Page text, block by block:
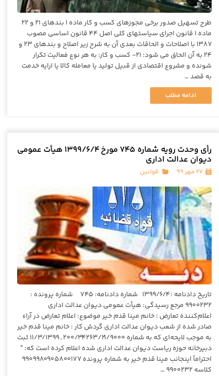
طرح تسهیل صدور برخی مجوزهای کسب و کار ماده ۱ بندهای ۲۱ و ۲۲
ماده ۱ قانون اجرای سیاستهای کلی اصل ۴۴ قانون اساسی مصوب
۱۳۸۷ با اصلاحات و الحاقات بعدی آن به شرح زیر اصلاح و بندهای ۲۳ و
۲۴ به آن الحاق می شود: ۲۱- کسب و کار: به هر نوع فعالیت تکرار
شونده و مشروع اقتصادی از قبیل تولید یا معامله کالا یا ارایه خدمت
به قصد …
ادامه مطلب
رأی وحدت رویه شماره ۷۴۵ مورخ ۱۳۹۹/۶/۴ هیأت عمومی
دیوان عدالت اداری
۲۷ مهر ۹۹ قوانین
تاریخ دادنامه : ۱۳۹۹/۶/۴ شماره دادنامه: ۷۴۵ شماره پرونده :
۹۹۰۰۲۳۲ مرجع رسیدگی: هیأت عمومی دیوان عدالت اداری
اعلام‌کننده تعارض : خانم مینا قدم خیر موضوع: اعلام تعارض در آراء
صادر شده از شعب دیوان عدالت اداری گردش کار : خانم مینا قدم خیر
به موجب لایحه‌ای که به شماره ۲۰۰/۳۴۲۶۳/۲۱/۹۰۰۰ ـ ۱۱/۳/۱۳۹۹ ثبت
دبیرخانه حوزه ریاست دیوان عدالت اداری شده اعلام کرده است که: ”
احتراماً اینجانب مینا قدم خیر به شماره پرونده ۹۹۰۹۹۸۰۹۰۵۸۰۰۱۷۷
کلاسه ۹۹۰۰۲۳۲ …